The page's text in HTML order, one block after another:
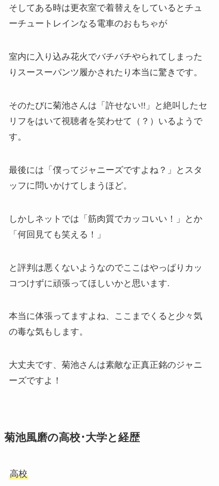
そしてある時は更衣室で着替えをしているとチュ
ーチュートレインなる電車のおもちゃが
室内に入り込み花火でバチバチやられてしまった
りスースーパンツ履かされたり本当に驚きです。
そのたびに菊池さんは「 許せない!! 」と絶叫したセ
リフをはいて視聴者を笑わせて（？）いるようで
す。
最後には「僕ってジャニーズですよね？」とスタ
ッフに問いかけてしまうほど。
しかしネットでは「筋肉質でカッコいい！」とか
「何回見ても笑える！」
と評判は悪くないようなのでここはやっぱりカッ
コつけずに頑張ってほしいかと思います.
本当に体張ってますよね、ここまでくると少々気
の毒な気もします。
大丈夫です、菊池さんは素敵な正真正銘のジャニ
ーズですよ！
菊池風磨の高校･大学と経歴
高校